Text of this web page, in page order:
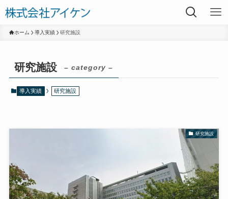
ホーム 導入実績 研究施設
研究施設 – category –
導入実績 研究施設
研究施設